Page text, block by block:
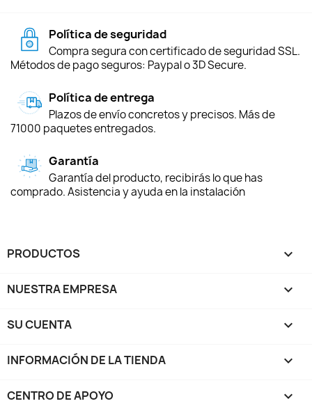
Política de seguridad
Compra segura con certificado de seguridad SSL.
Métodos de pago seguros: Paypal o 3D Secure.
Política de entrega
Plazos de envío concretos y precisos. Más de
71000 paquetes entregados.
Garantía
Garantía del producto, recibirás lo que has
comprado. Asistencia y ayuda en la instalación
PRODUCTOS 
NUESTRA EMPRESA 
SU CUENTA 
INFORMACIÓN DE LA TIENDA keyboard_arrow_down
CENTRO DE APOYO 